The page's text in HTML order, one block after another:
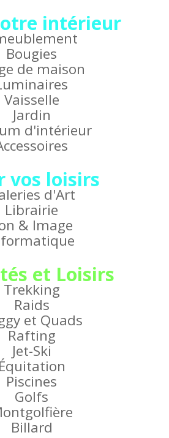
intérieur
Bougies
de maison
Vaisselle
Jardin
d'intérieur
vos loisirs
d'Art
Librairie
& Image
et Loisirs
Trekking
Raids
et Quads
Rafting
Jet-Ski
Équitation
Piscines
Golfs
Billard